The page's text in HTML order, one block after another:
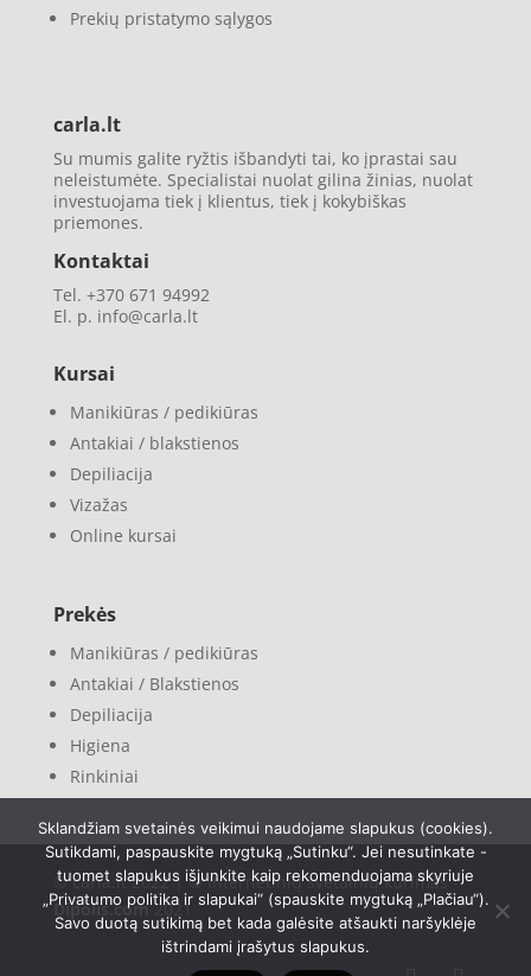
Prekių pristatymo sąlygos
carla.lt
Su mumis galite ryžtis išbandyti tai, ko įprastai sau
neleistumėte. Specialistai nuolat gilina žinias, nuolat
investuojama tiek į klientus, tiek į kokybiškas
priemones.
Kontaktai
Tel. +370 671 94992
El. p. info@carla.lt
Kursai
Manikiūras / pedikiūras
Antakiai / blakstienos
Depiliacija
Vizažas
Online kursai
Prekės
Manikiūras / pedikiūras
Antakiai / Blakstienos
Depiliacija
Higiena
Rinkiniai
© carla.lt 2022 | © Internetinių svetainių kūrimas -
Dipolis.com2021
Sklandžiam svetainės veikimui naudojame slapukus (cookies).
Sutikdami, paspauskite mygtuką „Sutinku“. Jei nesutinkate -
tuomet slapukus išjunkite kaip rekomenduojama skyriuje
„Privatumo politika ir slapukai“ (spauskite mygtuką „Plačiau“).
Savo duotą sutikimą bet kada galėsite atšaukti naršyklėje
ištrindami įrašytus slapukus.